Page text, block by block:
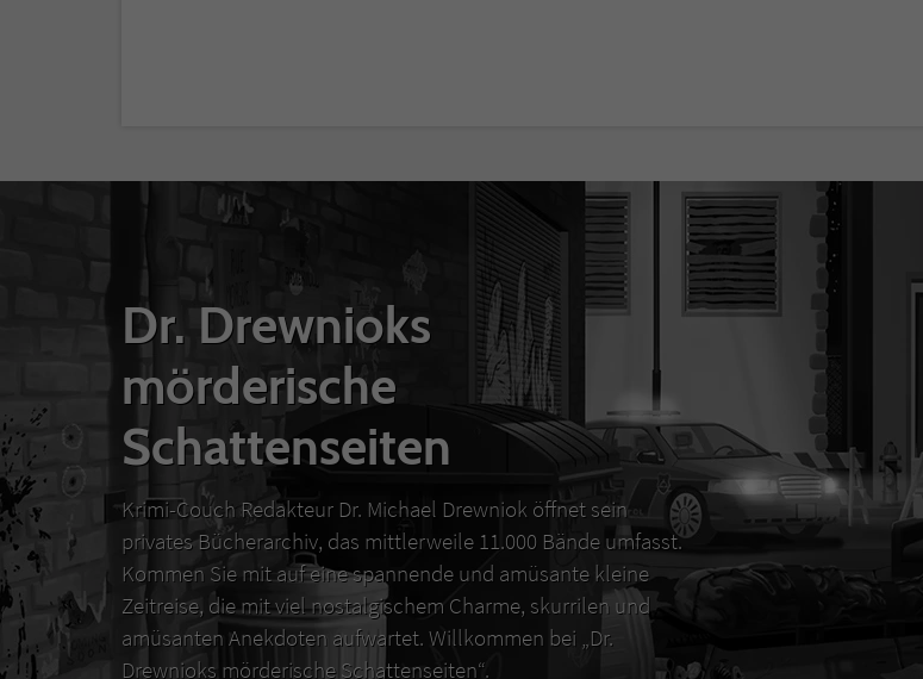
Dr. Drewnioks
mörderische
Schattenseiten
Krimi-Couch Redakteur Dr. Michael Drewniok öffnet sein
privates Bücherarchiv, das mittlerweile 11.000 Bände umfasst.
Kommen Sie mit auf eine spannende und amüsante kleine
Zeitreise, die mit viel nostalgischem Charme, skurrilen und
amüsanten Anekdoten aufwartet. Willkommen bei „Dr.
Drewnioks mörderische Schattenseiten“.